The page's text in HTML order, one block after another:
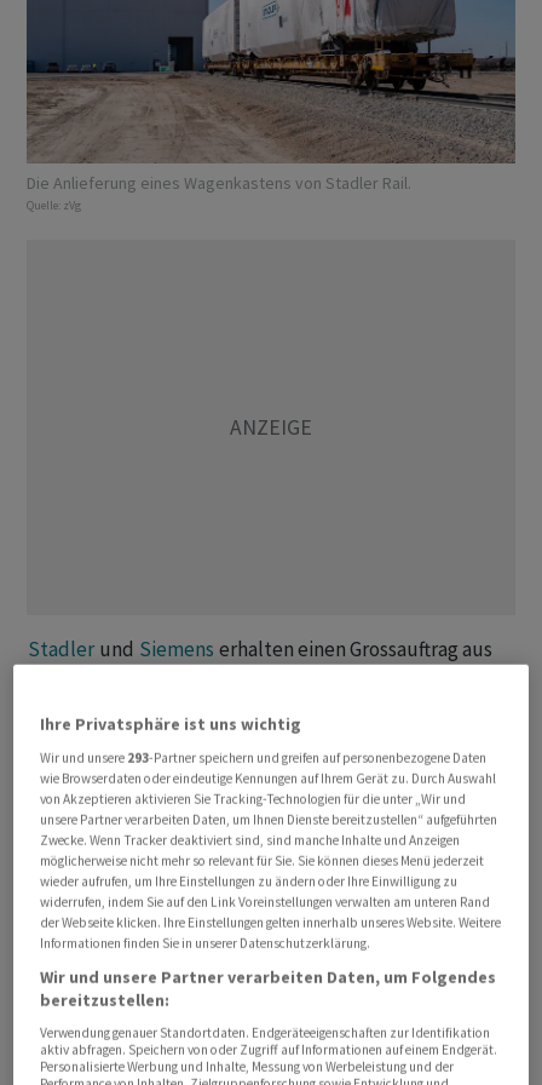
Die Anlieferung eines Wagenkastens von Stadler Rail.
Quelle: zVg
Stadler und Siemens erhalten einen Grossauftrag aus
Kopenhagen liefern. Die Bestellung hat einen Wert von
rund 3 Milliarden Euro.
Zudem gebe es eine Option für bis zu 100 weitere Züge,
teilten die beiden Bahnhersteller, die sich in einem
Konsortium zusammengeschlossen haben, am Freitag in
einem Communiqué mit. Welchen Anteil von den rund 3
Milliarden EuroStadlererhält, wollte ein Sprecher auf
Anfrage der Nachrichtenagentur AWP nicht sagen:
«Darüber habe man mitSiemensStillschweigen
vereinbart.»
Siemens übernehme als Konsortialführer die
Ihre Privatsphäre ist uns wichtig
Wir und unsere 293-Partner speichern und greifen auf personenbezogene Daten
wie Browserdaten oder eindeutige Kennungen auf Ihrem Gerät zu. Durch Auswahl
von Akzeptieren aktivieren Sie Tracking-Technologien für die unter „Wir und
unsere Partner verarbeiten Daten, um Ihnen Dienste bereitzustellen“ aufgeführten
Zwecke. Wenn Tracker deaktiviert sind, sind manche Inhalte und Anzeigen
möglicherweise nicht mehr so relevant für Sie. Sie können dieses Menü jederzeit
wieder aufrufen, um Ihre Einstellungen zu ändern oder Ihre Einwilligung zu
widerrufen, indem Sie auf den Link Voreinstellungen verwalten am unteren Rand
der Webseite klicken. Ihre Einstellungen gelten innerhalb unseres Website. Weitere
Informationen finden Sie in unserer Datenschutzerklärung.
Wir und unsere Partner verarbeiten Daten, um Folgendes
bereitzustellen:
Verwendung genauer Standortdaten. Endgeräteeigenschaften zur Identifikation
aktiv abfragen. Speichern von oder Zugriff auf Informationen auf einem Endgerät.
Personalisierte Werbung und Inhalte, Messung von Werbeleistung und der